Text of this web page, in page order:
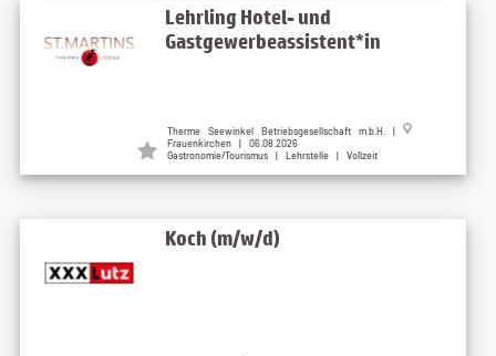
Lehrling Hotel- und
Gastgewerbeassistent*in
Therme Seewinkel Betriebsgesellschaft m.b.H. |
Frauenkirchen | 06.08.2026
Gastronomie/Tourismus | Lehrstelle | Vollzeit
Koch (m/w/d)